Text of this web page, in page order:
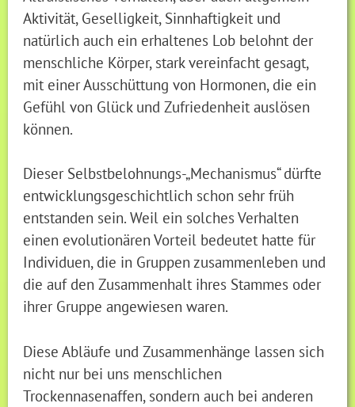
Aktivität, Geselligkeit, Sinnhaftigkeit und
natürlich auch ein erhaltenes Lob belohnt der
menschliche Körper, stark vereinfacht gesagt,
mit einer Ausschüttung von Hormonen, die ein
Gefühl von Glück und Zufriedenheit auslösen
können.
Dieser Selbstbelohnungs-„Mechanismus“ dürfte
entwicklungsgeschichtlich schon sehr früh
entstanden sein. Weil ein solches Verhalten
einen evolutionären Vorteil bedeutet hatte für
Individuen, die in Gruppen zusammenleben und
die auf den Zusammenhalt ihres Stammes oder
ihrer Gruppe angewiesen waren.
Diese Abläufe und Zusammenhänge lassen sich
nicht nur bei uns menschlichen
Trockennasenaffen, sondern auch bei anderen